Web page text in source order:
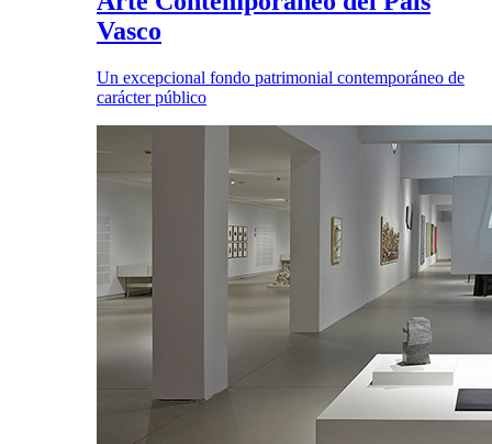
Vasco
Un excepcional fondo patrimonial contemporáneo de
carácter público